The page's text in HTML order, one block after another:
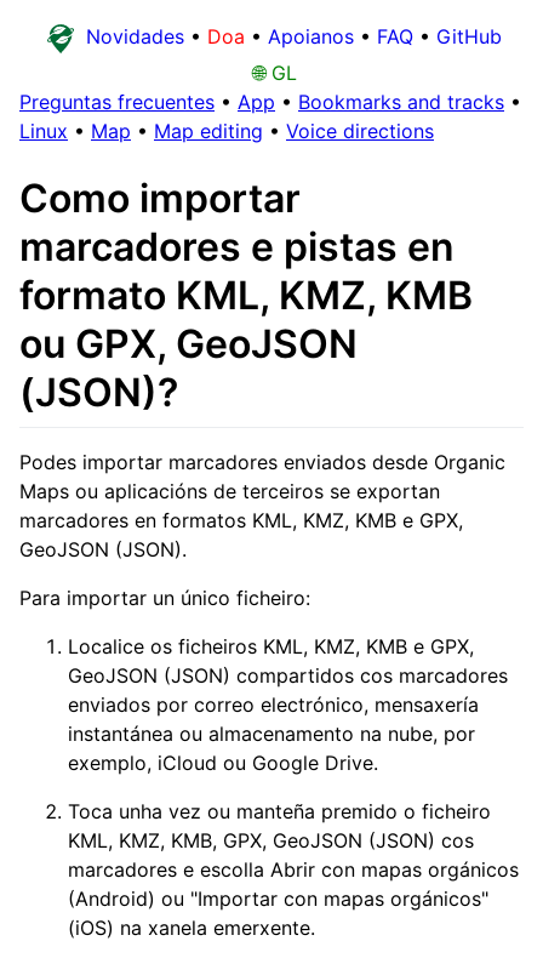
Novidades • Doa • Apoianos • FAQ • GitHub
🌐 GL
Preguntas frecuentes • App • Bookmarks and tracks •
Linux • Map • Map editing • Voice directions
Como importar
marcadores e pistas en
formato KML, KMZ, KMB
ou GPX, GeoJSON
(JSON)?
Podes importar marcadores enviados desde Organic
Maps ou aplicacións de terceiros se exportan
marcadores en formatos KML, KMZ, KMB e GPX,
GeoJSON (JSON).
Para importar un único ficheiro:
Localice os ficheiros KML, KMZ, KMB e GPX,
GeoJSON (JSON) compartidos cos marcadores
enviados por correo electrónico, mensaxería
instantánea ou almacenamento na nube, por
exemplo, iCloud ou Google Drive.
Toca unha vez ou manteña premido o ficheiro
KML, KMZ, KMB, GPX, GeoJSON (JSON) cos
marcadores e escolla Abrir con mapas orgánicos
(Android) ou "Importar con mapas orgánicos"
(iOS) na xanela emerxente.